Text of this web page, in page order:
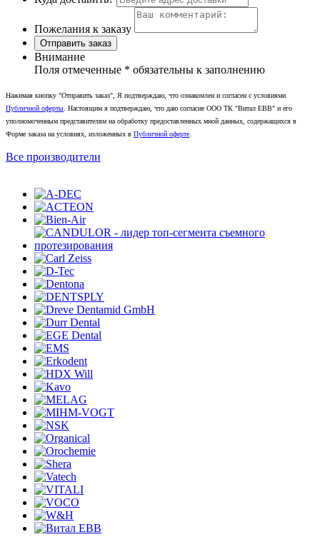
Пожелания к заказу
Отправить заказ
Внимание
Поля отмеченные * обязательны к заполнению
Нажимая кнопку "Отправить заказ", Я подтверждаю, что ознакомлен и согласен с условиями
Публичной оферты . Настоящим я подтверждаю, что даю согласие ООО ТК "Витал ЕВВ" и его
уполномоченным представителям на обработку предоставленных мной данных, содержащихся в
Форме заказа на условиях, изложенных в Публичной оферте
Все производители